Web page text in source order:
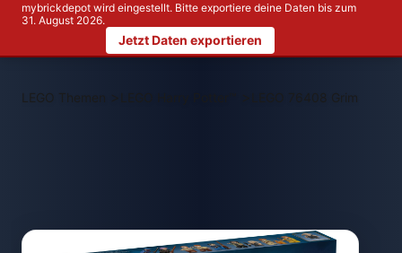
mybrickdepot wird eingestellt. Bitte exportiere deine Daten bis zum
31. August 2026.
Jetzt Daten exportieren
LEGO Themen > LEGO 76408